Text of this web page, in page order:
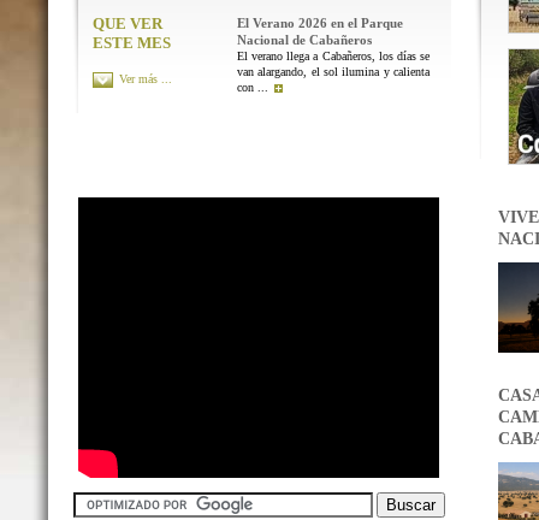
QUE VER
ESTE MES
El Verano 2026 en el Parque
Nacional de Cabañeros
El verano llega a Cabañeros, los días se
van alargando, el sol ilumina y calienta
con ...
Ver más ...